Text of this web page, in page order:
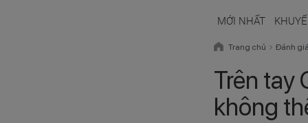
MỚI NHẤT
Trang chủ Đánh
Trên tay
không